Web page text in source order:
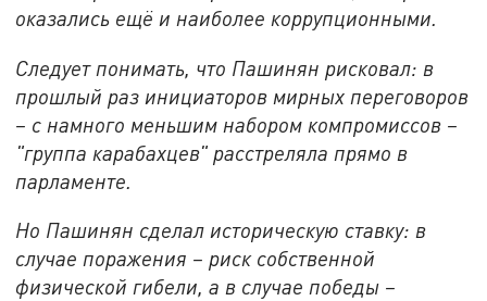
оказались ещё и наиболее коррупционными.
Следует понимать, что Пашинян рисковал: в
прошлый раз инициаторов мирных переговоров
– с намного меньшим набором компромиссов –
"группа карабахцев" расстреляла прямо в
парламенте.
Но Пашинян сделал историческую ставку: в
случае поражения – риск собственной
физической гибели, а в случае победы –